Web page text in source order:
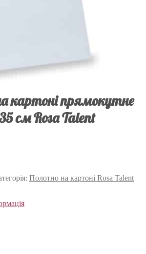
картоні прямокутне
см Rosa Talent
Полотно на картоні Rosa Talent